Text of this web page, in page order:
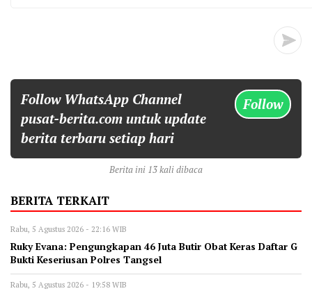
Follow WhatsApp Channel
pusat-berita.com untuk update
berita terbaru setiap hari
Follow
Berita ini 13 kali dibaca
BERITA TERKAIT
Rabu, 5 Agustus 2026 - 22:16 WIB
‎Ruky Evana: Pengungkapan 46 Juta Butir Obat Keras Daftar G
Bukti Keseriusan Polres Tangsel
Rabu, 5 Agustus 2026 - 19:58 WIB